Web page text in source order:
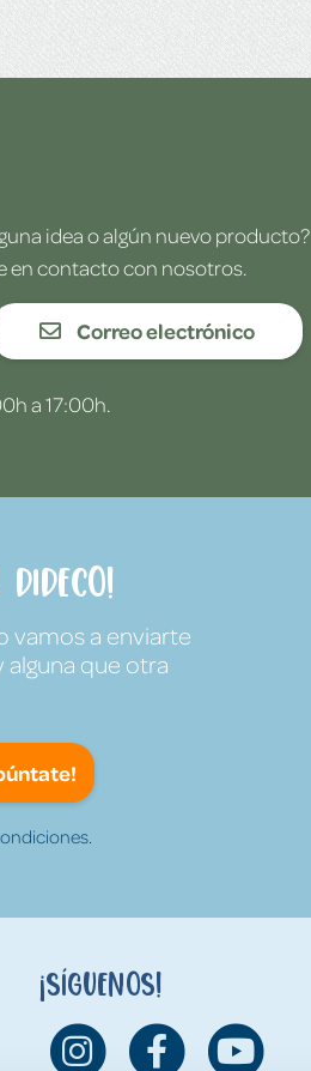
idea o algún nuevo producto?
en contacto con nosotros.
Correo electrónico
a 17:00h.
vamos a enviarte
que otra
¡Síguenos!